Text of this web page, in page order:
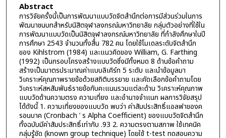
Abstract
การวิจัยครั้งนี้เป็นการพัฒนาแบบวัดจิตสำนึกต่อการมีส่วนร่วมในการ
พัฒนาชนบทสำหรับนิสิตจุฬาลงกรณ์มหาวิทยาลัย กลุ่มตัวอย่างที่ใช้ใน
การพัฒนาแบบวัดเป็นนิสิตจุฬาลงกรณ์มหาวิทยาลัย ที่กำลังศึกษาในปี
การศึกษา 2543 จำนวนทั้งสิ้น 782 คน โดยใช้โมเดลระดับจิตสำนึก
ของ Kihlstrom (1984) และแนวคิดของ William, G. Farthing
(1992) เป็นกรอบโครงสร้างแบบวัดซึ่งมีทั้งหมด 8 ด้านข้อคำถาม
สร้างเป็นมาตรประมาณค่าแบบลิเคิร์ท 5 ระดับ และนำข้อมูลมา
วิเคราะห์คุณภาพรายข้อด้วยสถิติบรรยาย และคัดเลือกข้อคำถามโดย
วิเคราะห์สหสัมพันธ์รายข้อกับคะแนนรวมแต่ละด้าน วิเคราะห์คุณภาพ
แบบวัดด้านความตรง ความเที่ยง และอำนาจจำแนก ผลการวิจัยสรุป
ได้ดังนี้ 1. ความเที่ยงของแบบวัด พบว่า ค่าสัมประสิทธิ์แอลฟาของค
รอนบาค (Cronbach ’ s Alpha Coefficient) ของแบบวัดจิตสำนึก
ทั้งฉบับมีค่าสัมประสิทธิ์เท่ากับ .93 2. ความตรงตามสภาพ ใช้เทคนิค
กลุ่มรู้ชัด (known group technique) โดยใช้ t-test ทดสอบความ